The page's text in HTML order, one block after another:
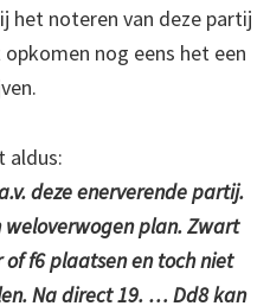
het noteren van deze partij
nog eens het een
aldus:
deze enerverende partij.
plan. Zwart
f6 plaatsen en toch niet
Na direct 19. … Dd8 kan